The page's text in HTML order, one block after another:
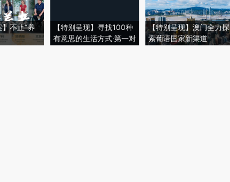
不止“养
【特别呈现】寻找100种
有意思的生活方式·第一对
【特别呈现】澳门全力探
索葡语国家新渠道